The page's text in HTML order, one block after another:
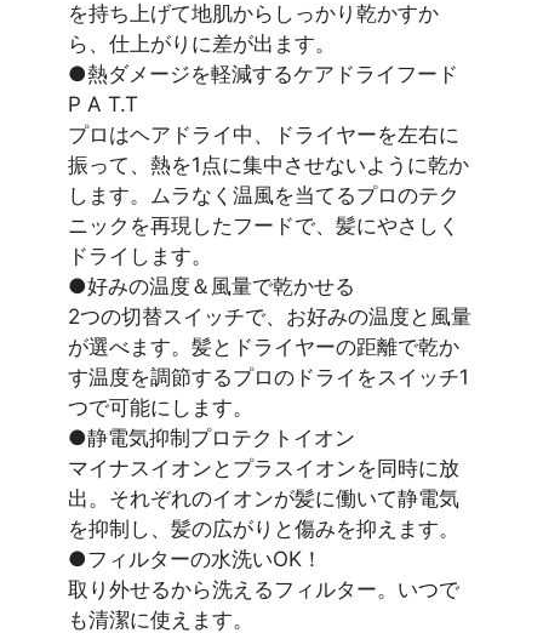
を持ち上げて地肌からしっかり乾かすか
ら、仕上がりに差が出ます。
●熱ダメージを軽減するケアドライフード
P A T.T
プロはヘアドライ中、ドライヤーを左右に
振って、熱を1点に集中させないように乾か
します。ムラなく温風を当てるプロのテク
ニックを再現したフードで、髪にやさしく
ドライします。
●好みの温度＆風量で乾かせる
2つの切替スイッチで、お好みの温度と風量
が選べます。髪とドライヤーの距離で乾か
す温度を調節するプロのドライをスイッチ1
つで可能にします。
●静電気抑制プロテクトイオン
マイナスイオンとプラスイオンを同時に放
出。それぞれのイオンが髪に働いて静電気
を抑制し、髪の広がりと傷みを抑えます。
●フィルターの水洗いOK！
取り外せるから洗えるフィルター。いつで
も清潔に使えます。